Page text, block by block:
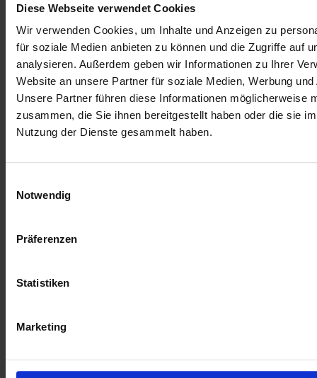
Diese Webseite verwendet Cookies
Wir verwenden Cookies, um Inhalte und Anzeigen zu
für soziale Medien anbieten zu können und die Zugriffe auf
analysieren. Außerdem geben wir Informationen zu Ihrer
Website an unsere Partner für soziale Medien, Werbung
Unsere Partner führen diese Informationen möglicherweise
zusammen, die Sie ihnen bereitgestellt haben oder die sie
Nutzung der Dienste gesammelt haben.
Notwendig
Präferenzen
Statistiken
Marketing
23.07.2026 11:58 Uhr
17.11.2025 14:05 Uhr